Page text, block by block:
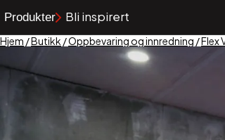
Produkter Bli inspirert
Hjem /Butikk /Oppbevaring og innredning /Flex